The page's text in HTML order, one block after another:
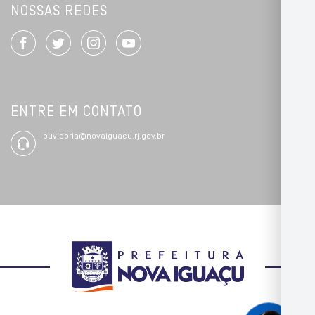
NOSSAS REDES
ENTRE EM CONTATO
ouvidoria@novaiguacu.rj.gov.br